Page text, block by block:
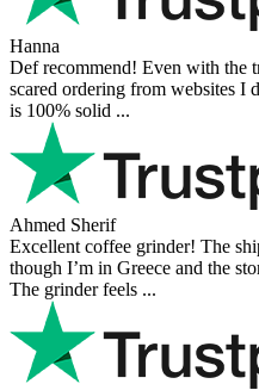
Hanna
Def recommend! Even with the
scared ordering from websites I
is 100% solid ...
Ahmed Sherif
Excellent coffee grinder! The
though I’m in Greece and the
The grinder feels ...